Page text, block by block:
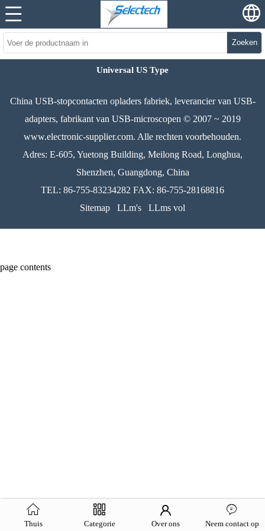
Zoeken
Universal US Type
China USB-stopcontacten opladers fabriek, leverancier van USB-
adapters, fabrikant van USB-microscopen © 2007 ~ 2019
www.electronic-supplier.com. Alle rechten voorbehouden.
Adres: E-605, Yuetong Building, Meilong Road, Longhua,
Shenzhen, Guangdong, China
TEL: 86-755-83234282 FAX: 86-755-28168816
Sitemap
LLm's LLms vol
page contents
Thuis Categorie Over ons Neem contact op